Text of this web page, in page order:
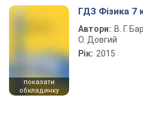
показати
обкладинку
ГДЗ Фізика 7
Автори: В. Г.
О. Довгий
Рік: 2015